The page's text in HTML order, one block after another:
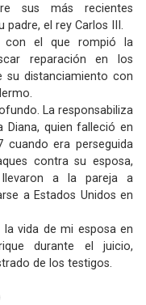
sus más recientes
el rey Carlos III.
con el que rompió la
reparación en los
su distanciamiento con
La responsabiliza
Diana, quien falleció en
cuando era perseguida
contra su esposa,
llevaron a la pareja a
a Estados Unidos en
vida de mi esposa en
durante el juicio,
de los testigos.